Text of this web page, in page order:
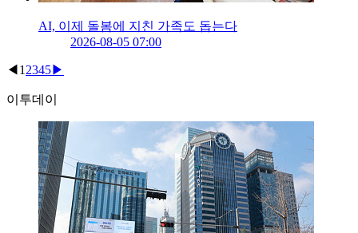
AI, 이제 돌봄에 지친 가족도 돕는다
2026-08-05 07:00
◀ 1 2345▶
이투데이